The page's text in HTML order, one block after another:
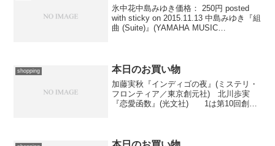
氷中花中島みゆき価格： 250円 posted
with sticky on 2015.11.13 中島みゆき『組
曲 (Suite)』(YAMAHA MUSIC
shopping 本日のお買い物
加藤実秋『インディゴの夜』(ミステリ・
フロンティア／東京創元社) 北川歩実
『恋愛函数』(光文社) 1は第10回創元
ださい。